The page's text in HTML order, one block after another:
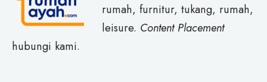
rumah, furnitur, tukang, rumah,
leisure. Content Placement
hubungi kami.